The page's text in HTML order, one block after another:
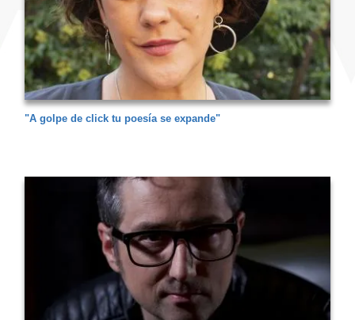
"A golpe de click tu poesía se expande"